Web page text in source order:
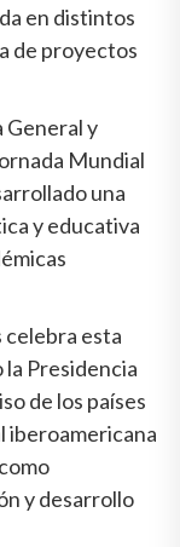
en distintos
de proyectos
y
Mundial
una
y educativa
celebra esta
Presidencia
de los países
iberoamericana
y desarrollo